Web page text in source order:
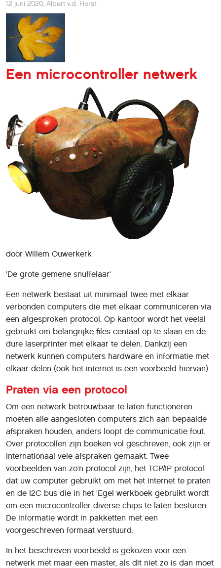
12 juni 2020, Albert v.d. Horst
Een microcontroller netwerk
door Willem Ouwerkerk
'De grote gemene snuffelaar'
Een netwerk bestaat uit minimaal twee met elkaar
verbonden computers die met elkaar communiceren via
een afgesproken protocol. Op kantoor wordt het veelal
gebruikt om belangrijke files centaal op te slaan en de
dure laserprinter met elkaar te delen. Dankzij een
netwerk kunnen computers hardware en informatie met
elkaar delen (ook het internet is een voorbeeld hiervan).
Praten via een protocol
Om een netwerk betrouwbaar te laten functioneren
moeten alle aangesloten computers zich aan bepaalde
afspraken houden, anders loopt de communicatie fout.
Over protocollen zijn boeken vol geschreven, ook zijn er
internationaal vele afspraken gemaakt. Twee
voorbeelden van zo'n protocol zijn, het TCP/IP protocol
dat uw computer gebruikt om met het internet te praten
en de I2C bus die in het 'Egel werkboek gebruikt wordt
om een microcontroller diverse chips te laten besturen.
De informatie wordt in pakketten met een
voorgeschreven formaat verstuurd.
In het beschreven voorbeeld is gekozen voor een
netwerk met maar een master, als dit niet zo is dan moet